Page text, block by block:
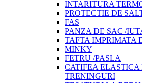
INTARITURA
PROTECTIE DE
FAS
PANZA DE SAC /
TAFTA IMPRIMATA
MINKY
FETRU /PASLA
CATIFEA ELASTICA
TRENINGURI